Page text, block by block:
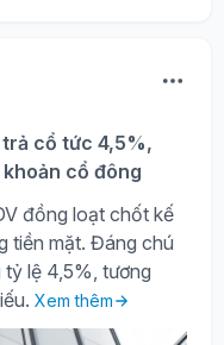
trả cổ tức 4,5%,
cổ đông
đồng loạt chốt kế
tiền mặt. Đáng chú
tỷ lệ 4,5%, tương
Xem thêm